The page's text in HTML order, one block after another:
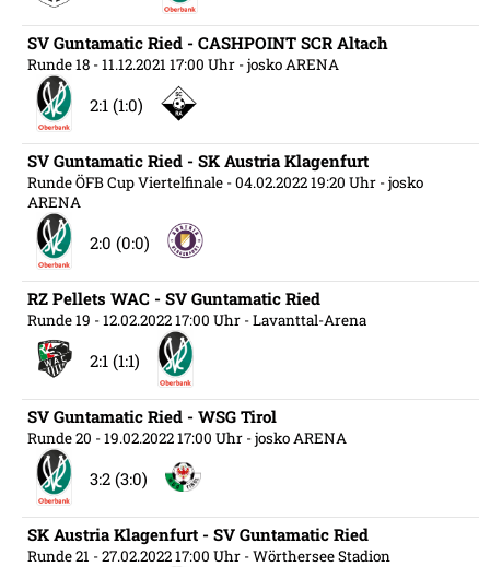
SV Guntamatic Ried - CASHPOINT SCR Altach
Runde 18 - 11.12.2021 17:00 Uhr - josko ARENA
2:1 (1:0)
SV Guntamatic Ried - SK Austria Klagenfurt
Runde ÖFB Cup Viertelfinale - 04.02.2022 19:20 Uhr - josko
ARENA
2:0 (0:0)
RZ Pellets WAC - SV Guntamatic Ried
Runde 19 - 12.02.2022 17:00 Uhr - Lavanttal-Arena
2:1 (1:1)
SV Guntamatic Ried - WSG Tirol
Runde 20 - 19.02.2022 17:00 Uhr - josko ARENA
3:2 (3:0)
SK Austria Klagenfurt - SV Guntamatic Ried
Runde 21 - 27.02.2022 17:00 Uhr - Wörthersee Stadion